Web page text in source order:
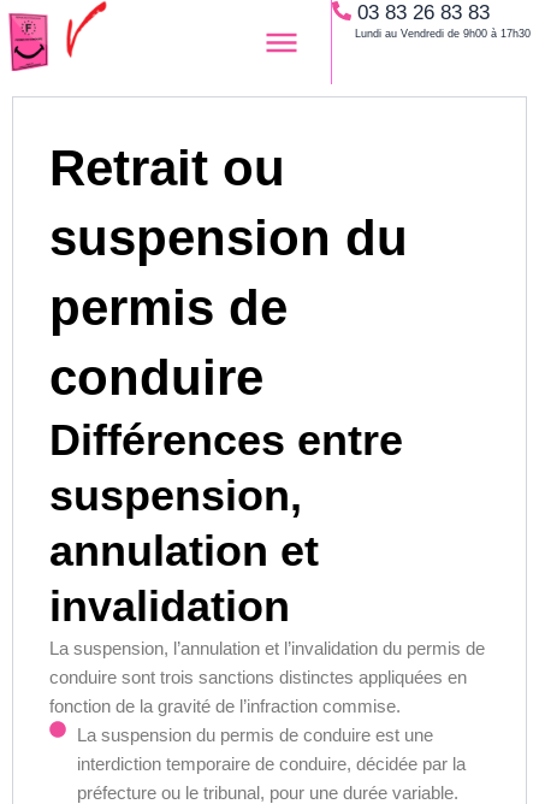
Aller
au
contenu
03 83 26 83 83
Lundi au Vendredi de 9h00 à 17h30
Retrait ou
suspension du
permis de
conduire
Différences entre
suspension,
annulation et
invalidation
La suspension, l’annulation et l’invalidation du permis de
conduire sont trois sanctions distinctes appliquées en
fonction de la gravité de l’infraction commise.
La suspension du permis de conduire est une
interdiction temporaire de conduire, décidée par la
préfecture ou le tribunal, pour une durée variable.